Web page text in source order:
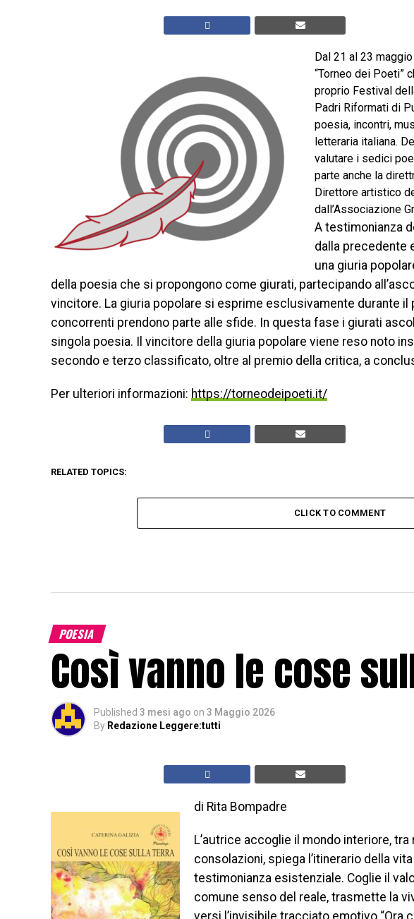
Dal 21 al 23
“Torneo dei Poeti”
proprio Festival
Padri Riformati di
poesia, incontri,
letteraria italiana.
valutare i sedici
parte anche la
Direttore artistico
dall’Associazione
A testimonianza
dalla precedente
una giuria
della poesia che si propongono come giurati, partecipando
vincitore. La giuria popolare si esprime esclusivamente durante il
concorrenti prendono parte alle sfide. In questa fase i giurati
singola poesia. Il vincitore della giuria popolare viene reso noto
secondo e terzo classificato, oltre al premio della critica, a
Per ulteriori informazioni: https://torneodeipoeti.it/
RELATED TOPICS:
CLICK TO COMMENT
POESIA
Così vanno le cose
Published 3 mesi ago on 3 Maggio 2026
By Redazione Leggere:tutti
di Rita Bompadre
L’autrice accoglie il mondo interiore,
consolazioni, spiega l’itinerario della
testimonianza esistenziale. Coglie il
comune senso del reale, trasmette la
versi l’invisibile tracciato emotivo